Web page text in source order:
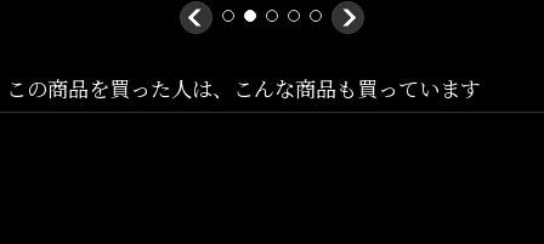
One Size(深さ:約10.5cm, ツバの長さ:約7cm,頭回り:調整可能
この商品を買った人は、こんな商品も買っています